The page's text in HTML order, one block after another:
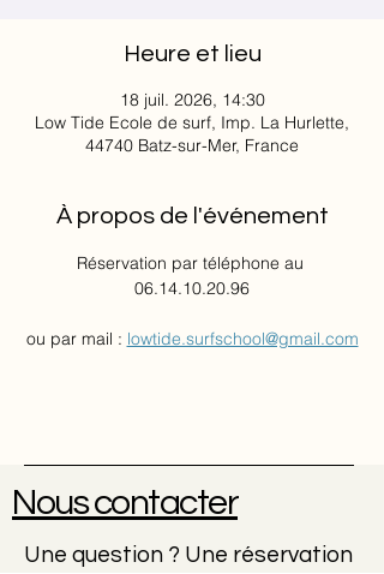
Heure et lieu
18 juil. 2026, 14:30
Low Tide Ecole de surf, Imp. La Hurlette,
44740 Batz-sur-Mer, France
À propos de l'événement
Réservation par téléphone au
06.14.10.20.96
ou par mail : lowtide.surfschool@gmail.com
Nous contacter
Une question ? Une réservation